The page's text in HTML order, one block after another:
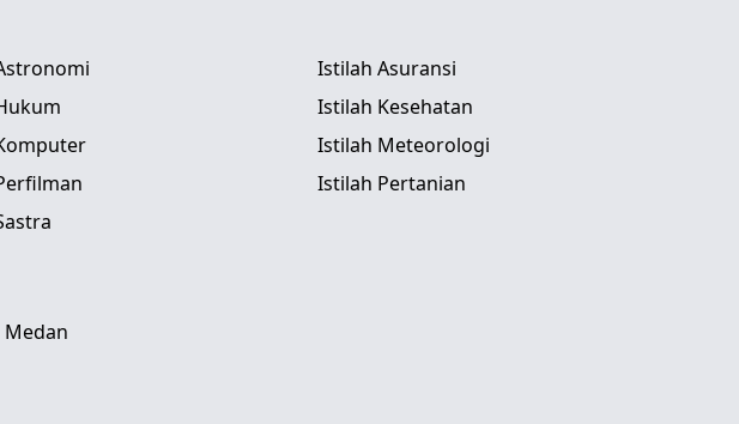
Istilah Asuransi
Istilah Kesehatan
Istilah Meteorologi
Istilah Pertanian
Medan